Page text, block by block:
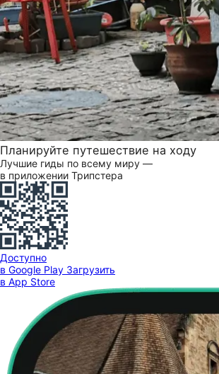
Планируйте путешествие на ходу
Лучшие гиды по всему миру —
в приложении Трипстера
Доступно
в Google Play Загрузить
в App Store